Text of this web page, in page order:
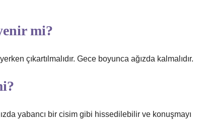
mi?
çıkartılmalıdır. Gece boyunca ağızda kalmalıdır.
yabancı bir cisim gibi hissedilebilir ve konuşmayı